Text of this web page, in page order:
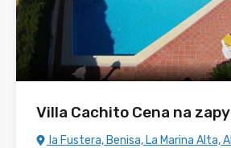
Villa Cachito Cena na
la Fustera, Benisa, La Marina Alta,